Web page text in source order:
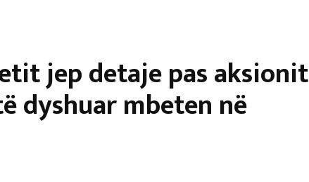
jep detaje pas aksionit
dyshuar mbeten në